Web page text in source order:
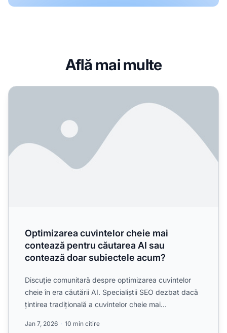
Află mai multe
Optimizarea cuvintelor cheie mai contează pentru
Optimizarea cuvintelor cheie mai
contează pentru căutarea AI sau
contează doar subiectele acum?
Discuție comunitară despre optimizarea cuvintelor
cheie în era căutării AI. Specialiștii SEO dezbat dacă
țintirea tradițională a cuvintelor cheie mai
Jan 7, 2026 10 min citire